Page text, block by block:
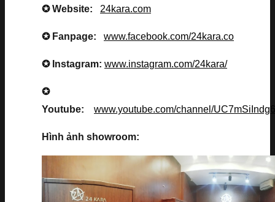
✪ Website: 24kara.com
✪ Fanpage: www.facebook.com/24kara.co
✪ Instagram: www.instagram.com/24kara/
✪
Youtube: www.youtube.com/channel/
Hình ảnh showroom: